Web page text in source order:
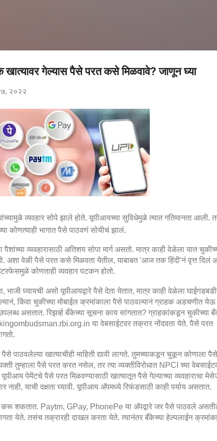
गेल्यास पैसे परत कसे मिळवावे? जाणून घ्या
२०२२
व्यवहार सोपे झाले होते. यूपीआयच्या सुविधेमुळे त्यात गतिमानता आली.
कोणत्याही भागात पैसे पाठवणं सोयीचं झालं.
व्यवहारासाठी अतिशय सोपा मार्ग असतो. मात्र काही वेळेला यात
अशा वेळी पैसे परत कसे मिळवता येतील, याबाबत 'आज तक हिंदी'नं वृत्त दिलं
कोणताही व्यवहार पटकन होतो.
, भाजी घ्यायची असो यूपीआयद्वारे पैसे देता येतात, मात्र काही वेळेला
, किंवा चुकीच्या मोबाईल क्रमांकाला पैसे पाठवल्यानं ग्राहक अडचणीत येऊ
असतात. रिझर्व्ह बँकेच्या सूचना काय सांगतात? ग्राहकांकडून चुकीच्या
या वेबसाईटवर तक्रार नोंदवता येते. पैसे परत
पाठवलेल्या खात्याचीही माहिती द्यावी लागते. तुमच्याकडून चुकून कोणाला पैसे
तुम्हाला पैसे परत करत नसेल, तर त्या व्यक्तीविरोधात NPCI च्या
पेमेंटचे पैसे परत मिळवण्यासाठी खात्यातून पैसे गेल्याच्या व्यवहाराचा
नाही, याची दक्षता घ्यावी. यूपीआय अ‍ॅपमध्ये रिफंडसाठी काही पर्याय असतात.
करू शकतात. Paytm, GPay, PhonePe या अ‍ॅपद्वारे जर पैसे पाठवले
येते. तसंच तक्रारही दाखल करता येते. त्यानंतर बँकेच्या हेल्पलाईन